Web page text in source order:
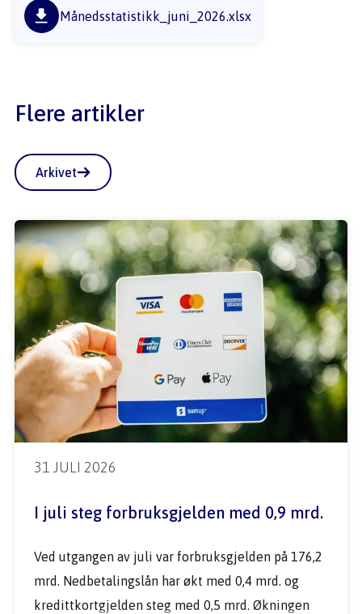
Månedsstatistikk_juni_2026.xlsx
Flere artikler
Arkivet
31 JULI 2026
I juli steg forbruksgjelden med 0,9 mrd.
Ved utgangen av juli var forbruksgjelden på 176,2
mrd. Nedbetalingslån har økt med 0,4 mrd. og
kredittkortgjelden steg med 0,5 mrd. Økningen